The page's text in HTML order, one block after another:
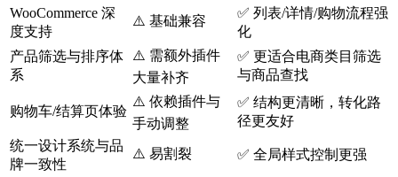
WooCommerce 深
度支持
⚠️ 基础兼容
✅ 列表/详情/购物流程强
化
产品筛选与排序体
系
⚠️ 需额外插件
大量补齐
✅ 更适合电商类目筛选
与商品查找
购物车/结算页体验
⚠️ 依赖插件与
手动调整
✅ 结构更清晰，转化路
径更友好
统一设计系统与品
牌一致性
⚠️ 易割裂 ✅ 全局样式控制更强